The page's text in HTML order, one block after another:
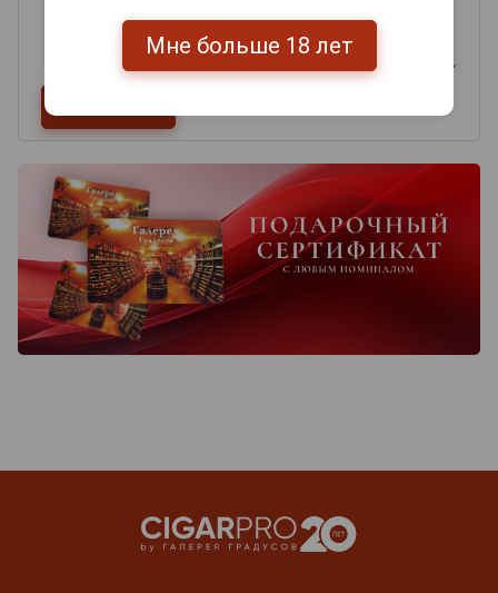
Мне больше 18 лет